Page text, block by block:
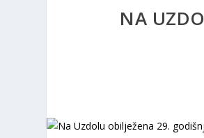
NA